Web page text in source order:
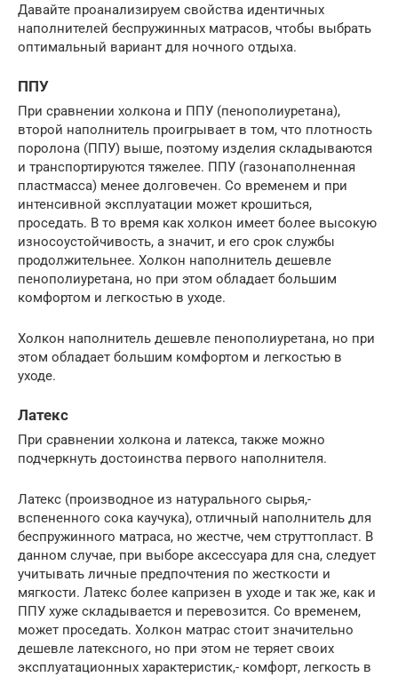
Давайте проанализируем свойства идентичных
наполнителей беспружинных матрасов, чтобы выбрать
оптимальный вариант для ночного отдыха.
ППУ
При сравнении холкона и ППУ (пенополиуретана),
второй наполнитель проигрывает в том, что плотность
поролона (ППУ) выше, поэтому изделия складываются
и транспортируются тяжелее. ППУ (газонаполненная
пластмасса) менее долговечен. Со временем и при
интенсивной эксплуатации может крошиться,
проседать. В то время как холкон имеет более высокую
износоустойчивость, а значит, и его срок службы
продолжительнее. Холкон наполнитель дешевле
пенополиуретана, но при этом обладает большим
комфортом и легкостью в уходе.
Холкон наполнитель дешевле пенополиуретана, но при
этом обладает большим комфортом и легкостью в
уходе.
Латекс
При сравнении холкона и латекса, также можно
подчеркнуть достоинства первого наполнителя.
Латекс (производное из натурального сырья,-
вспененного сока каучука), отличный наполнитель для
беспружинного матраса, но жестче, чем струттопласт. В
данном случае, при выборе аксессуара для сна, следует
учитывать личные предпочтения по жесткости и
мягкости. Латекс более капризен в уходе и так же, как и
ППУ хуже складывается и перевозится. Со временем,
может проседать. Холкон матрас стоит значительно
дешевле латексного, но при этом не теряет своих
эксплуатационных характеристик,- комфорт, легкость в